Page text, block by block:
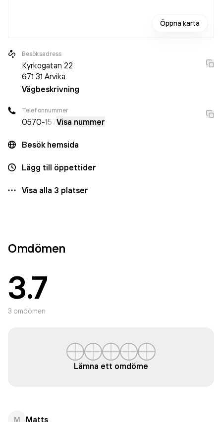
Öppna karta
Besöksadress
Kyrkogatan 22
671 31 Arvika
Vägbeskrivning
Telefonnummer
0570-157Visa nummer
Besök hemsida
Lägg till öppettider
Visa alla 3 platser
Omdömen
3.7
3 omdömen
Lämna ett omdöme
M Matts